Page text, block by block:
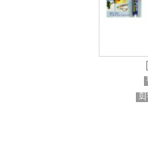
회